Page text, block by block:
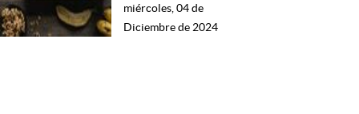
miércoles, 04 de
Diciembre de 2024